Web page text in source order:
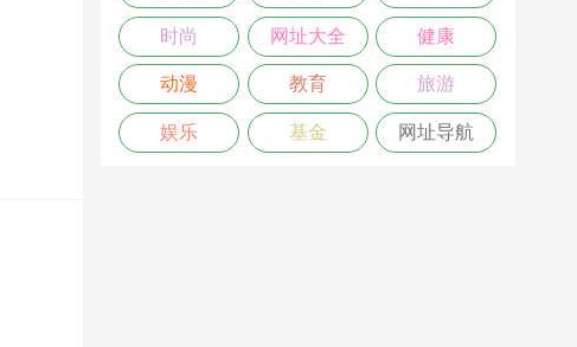
时尚 网址大全 健康
动漫 教育 旅游
娱乐 基金 网址导航